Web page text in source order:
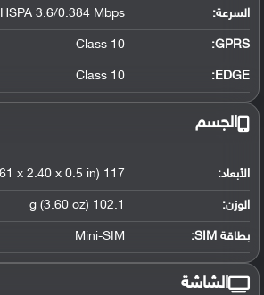
السرعة: HSPA 3.6/0.384 Mbps
GPRS:
Class 10
EDGE:
Class 10
الجسم
الأبعاد: 117 x 61 x 12.7 mm (4.61 x 2.40 x 0.5 in)
الوزن: 102.1 g (3.60 oz)
بطاقة SIM: Mini-SIM
الشاشة